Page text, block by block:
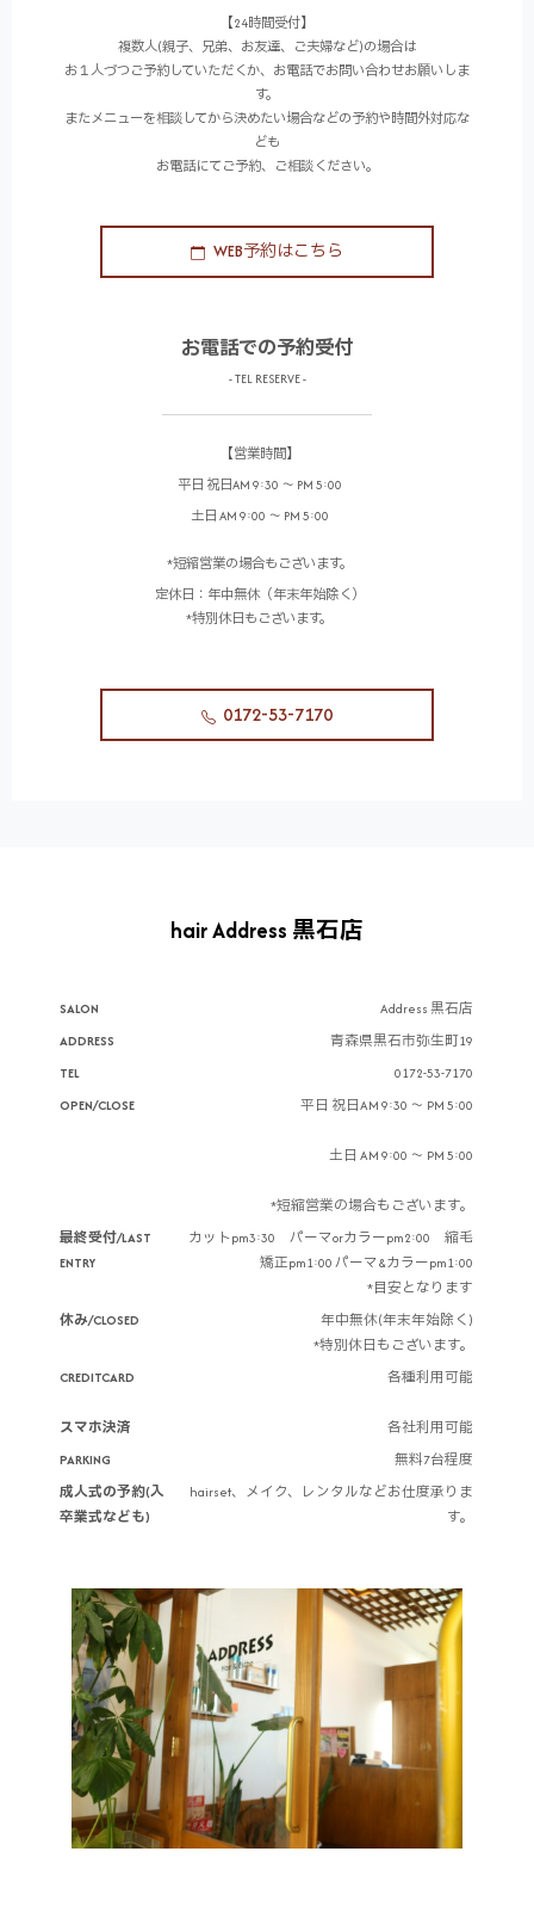
【24時間受付】
複数人(親子、兄弟、お友達、ご夫婦など)の場合は
お１人づつご予約していただくか、お電話でお問い合わせお願いしま
す。
またメニューを相談してから決めたい場合などの予約や時間外対応な
ども
お電話にてご予約、ご相談ください。
WEB予約はこちら
お電話での予約受付
- TEL RESERVE -
【営業時間】
平日 祝日AM 9:30 ～ PM 5:00
土日 AM 9:00 ～ PM 5:00
*短縮営業の場合もございます。
定休日：年中無休（年末年始除く）
*特別休日もございます。
0172-53-7170
hair Address 黒石店
SALON
Address 黒石店
ADDRESS
青森県黒石市弥生町19
TEL
0172-53-7170
OPEN/CLOSE
平日 祝日AM 9:30 ～ PM 5:00
土日 AM 9:00 ～ PM 5:00
*短縮営業の場合もございます。
最終受付/LAST
ENTRY
カットpm3:30 パーマorカラーpm2:00 縮毛
矯正pm1:00 パーマ&カラーpm1:00
*目安となります
休み/CLOSED
年中無休(年末年始除く)
*特別休日もございます。
CREDITCARD
スマホ決済
各種利用可能
各社利用可能
PARKING
無料7台程度
成人式の予約(入
卒業式なども)
hairset、メイク、レンタルなどお仕度承りま
す。